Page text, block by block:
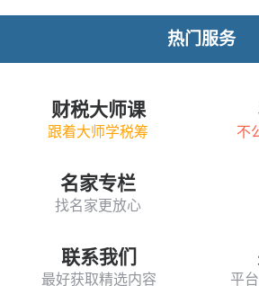
热门服务
财税大师课
跟着大师学税筹 不
名家专栏
找名家更放心
联系我们
最好获取精选内容 平